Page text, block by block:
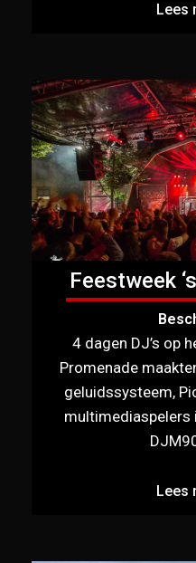
Lees
Feestweek
4 dagen DJ’s op
Promenade
geluidssysteem,
multimediaspelers
Lees